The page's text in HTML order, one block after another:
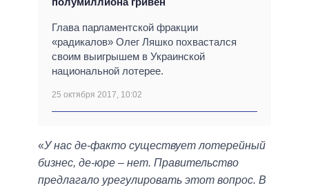
Глава парламентской фракции
«радикалов» Олег Ляшко похвастался
своим выигрышем в Украинской
национальной лотерее.
25 октября 2017, 10:02
«У нас де-факто существует лотерейный
бизнес, де-юре – нет. Правительство
предлагало урегулировать этот вопрос. В